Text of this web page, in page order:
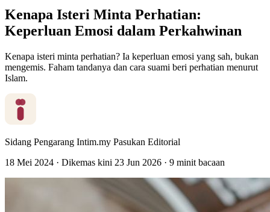
Kenapa Isteri Minta Perhatian:
Keperluan Emosi dalam Perkahwinan
Kenapa isteri minta perhatian? Ia keperluan emosi yang sah, bukan
mengemis. Faham tandanya dan cara suami beri perhatian menurut
Islam.
Sidang Pengarang Intim.my Pasukan Editorial
18 Mei 2024 · Dikemas kini 23 Jun 2026 · 9 minit bacaan